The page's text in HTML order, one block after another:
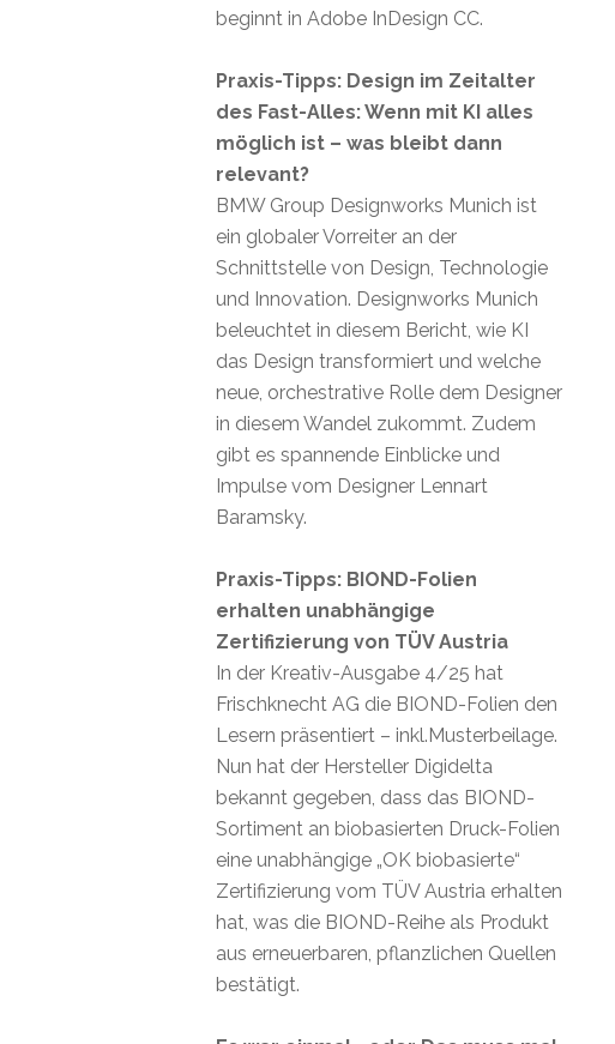
beginnt in Adobe InDesign CC.
Praxis-Tipps: Design im Zeitalter
des Fast-Alles: Wenn mit KI alles
möglich ist – was bleibt dann
relevant?
BMW Group Designworks Munich ist
ein globaler Vorreiter an der
Schnittstelle von Design, Technologie
und Innovation. Designworks Munich
beleuchtet in diesem Bericht, wie KI
das Design transformiert und welche
neue, orchestrative Rolle dem Designer
in diesem Wandel zukommt. Zudem
gibt es spannende Einblicke und
Impulse vom Designer Lennart
Baramsky.
Praxis-Tipps: BIOND-Folien
erhalten unabhängige
Zertifizierung von TÜV Austria
In der Kreativ-Ausgabe 4/25 hat
Frischknecht AG die BIOND-Folien den
Lesern präsentiert – inkl.Musterbeilage.
Nun hat der Hersteller Digidelta
bekannt gegeben, dass das BIOND-
Sortiment an biobasierten Druck-Folien
eine unabhängige „OK biobasierte“
Zertifizierung vom TÜV Austria erhalten
hat, was die BIOND-Reihe als Produkt
aus erneuerbaren, pflanzlichen Quellen
bestätigt.